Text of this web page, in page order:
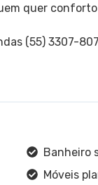
quer
(55) 3307-
Banheiro
Móveis